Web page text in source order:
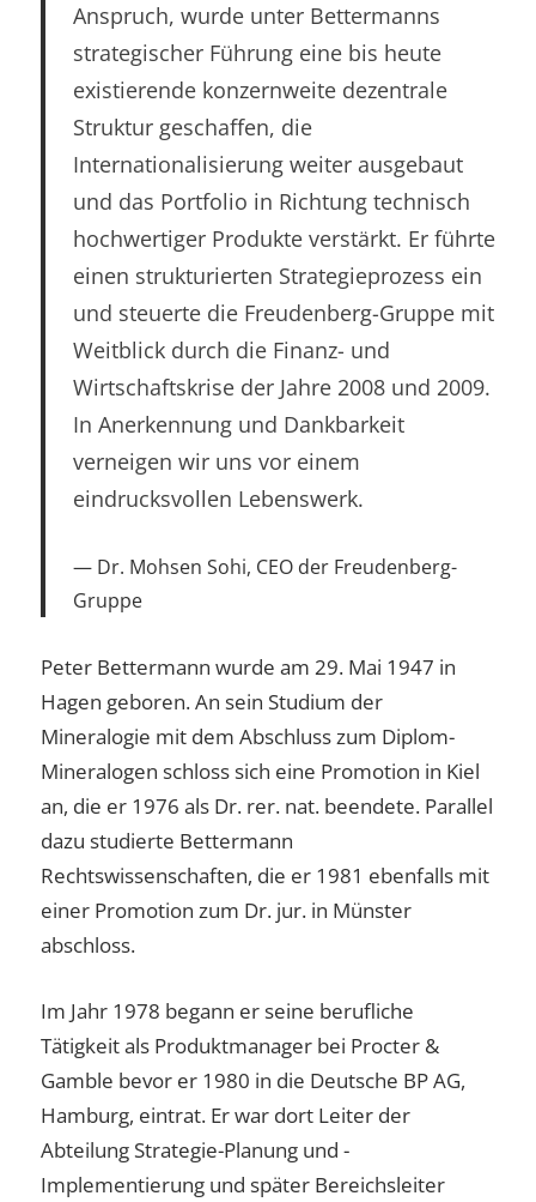
Anspruch, wurde unter Bettermanns
strategischer Führung eine bis heute
existierende konzernweite dezentrale
Struktur geschaffen, die
Internationalisierung weiter ausgebaut
und das Portfolio in Richtung technisch
hochwertiger Produkte verstärkt. Er führte
einen strukturierten Strategieprozess ein
und steuerte die Freudenberg-Gruppe mit
Weitblick durch die Finanz- und
Wirtschaftskrise der Jahre 2008 und 2009.
In Anerkennung und Dankbarkeit
verneigen wir uns vor einem
eindrucksvollen Lebenswerk.
Dr. Mohsen Sohi, CEO der Freudenberg-
Gruppe
Peter Bettermann wurde am 29. Mai 1947 in
Hagen geboren. An sein Studium der
Mineralogie mit dem Abschluss zum Diplom-
Mineralogen schloss sich eine Promotion in Kiel
an, die er 1976 als Dr. rer. nat. beendete. Parallel
dazu studierte Bettermann
Rechtswissenschaften, die er 1981 ebenfalls mit
einer Promotion zum Dr. jur. in Münster
abschloss.
Im Jahr 1978 begann er seine berufliche
Tätigkeit als Produktmanager bei Procter &
Gamble bevor er 1980 in die Deutsche BP AG,
Hamburg, eintrat. Er war dort Leiter der
Abteilung Strategie-Planung und -
Implementierung und später Bereichsleiter